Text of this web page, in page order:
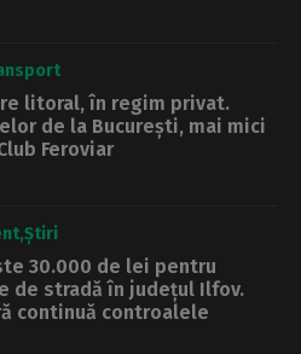
litoral, în regim privat.
de la București, mai mici
Feroviar
Știri
30.000 de lei pentru
de stradă în județul Ilfov.
continuă controalele